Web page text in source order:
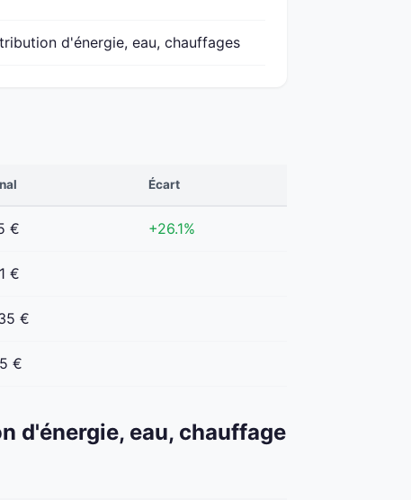
d'énergie, eau, chauffages
Écart
€ +26.1%
€
€
€
d'énergie, eau, chauffage